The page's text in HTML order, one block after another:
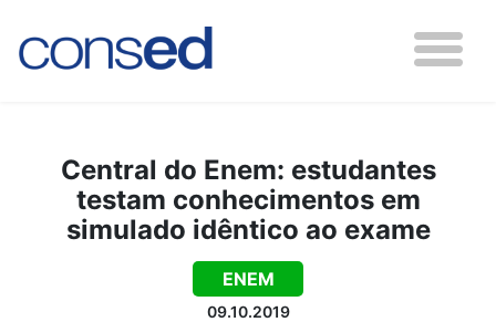
Central do Enem: estudantes
testam conhecimentos em
simulado idêntico ao exame
ENEM
09.10.2019